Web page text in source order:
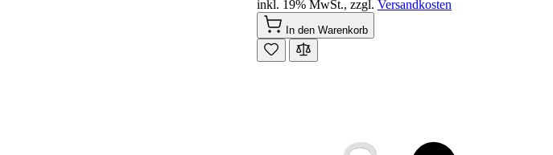
inkl. 19% MwSt., zzgl. Versandkosten
In den Warenkorb